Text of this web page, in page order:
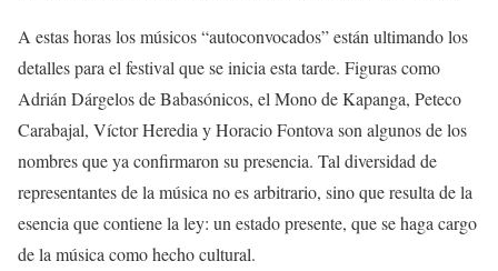
A estas horas los músicos “autoconvocados” están ultimando los
detalles para el festival que se inicia esta tarde. Figuras como
Adrián Dárgelos de Babasónicos, el Mono de Kapanga, Peteco
Carabajal, Víctor Heredia y Horacio Fontova son algunos de los
nombres que ya confirmaron su presencia. Tal diversidad de
representantes de la música no es arbitrario, sino que resulta de la
esencia que contiene la ley: un estado presente, que se haga cargo
de la música como hecho cultural.